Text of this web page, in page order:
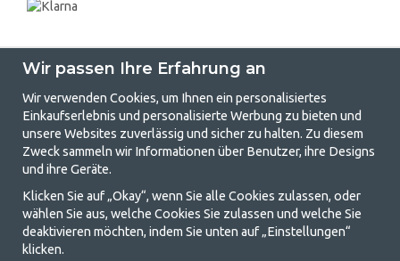
GetCamping.de - Ihr Geschäft für
Camping und Outdoor-Leben
Camping kann entweder ein Lebensstil sein oder eine Möglichkeit, die
Familie für ein gemeinsames Abenteuer zusammenzubringen. Egal, zu
welcher Kategorie Sie gehören, bei uns finden Sie alles, was Sie an
Campingzubehör benötigen. Wir finden, dass Camping für alle
Wir passen Ihre Erfahrung an
Wir verwenden Cookies, um Ihnen ein personalisiertes
Einkaufserlebnis und personalisierte Werbung zu bieten und
unsere Websites zuverlässig und sicher zu halten. Zu diesem
Zweck sammeln wir Informationen über Benutzer, ihre Designs
und ihre Geräte.
Klicken Sie auf „Okay“, wenn Sie alle Cookies zulassen, oder
wählen Sie aus, welche Cookies Sie zulassen und welche Sie
deaktivieren möchten, indem Sie unten auf „Einstellungen“
klicken.